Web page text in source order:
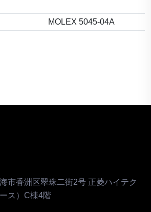
MOLEX 5045-04A
市香洲区翠珠二街2号 正菱ハイテク
ス）C棟4階